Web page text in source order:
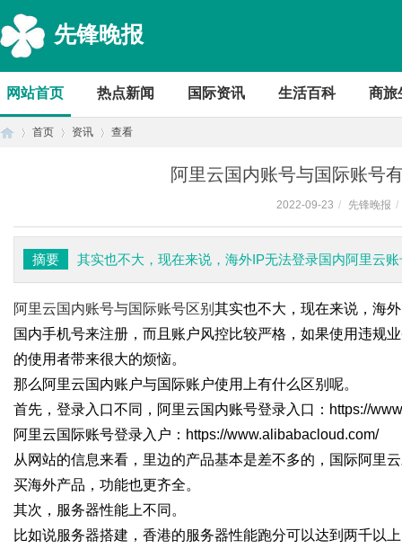
先锋晚报
网站首页 热点新闻 国际资讯 生活百科 商旅
首页 资讯 查看
阿里云国内账号与国际账号
2022-09-23 / 先锋晚报 /
摘要 其实也不大，现在来说，海外IP无法登录国内阿里云
阿里云国内账号与国际账号区别 其实也不大，现在来说，海
国内手机号来注册，而且账户风控比较严格，如果使用违规
的使用者带来很大的烦恼。
那么阿里云国内账户与国际账户使用上有什么区别呢。
首先，登录入口不同，阿里云国内账号登录入口：https://
阿里云国际账号登录入户：https://www.alibabacloud.com/
从网站的信息来看，里边的产品基本是差不多的，国际阿里
买海外产品，功能也更齐全。
其次，服务器性能上不同。
比如说服务器搭建，香港的服务器性能跑分可以达到两千以